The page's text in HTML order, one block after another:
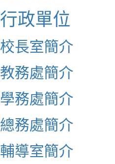
行政單位
校長室簡介
教務處簡介
學務處簡介
總務處簡介
輔導室簡介